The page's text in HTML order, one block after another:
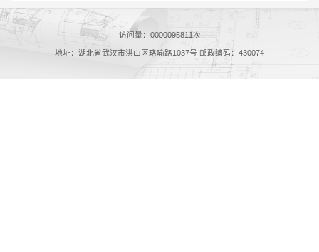
访问量： 0000095811 次
地址：湖北省武汉市洪山区珞喻路1037号 邮政编码：430074